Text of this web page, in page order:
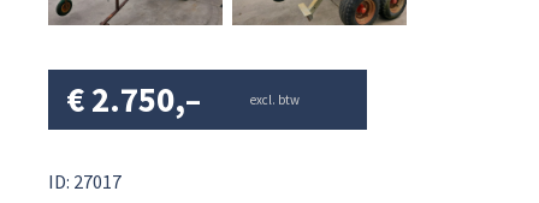
€2.750,– excl. btw
ID: 27017